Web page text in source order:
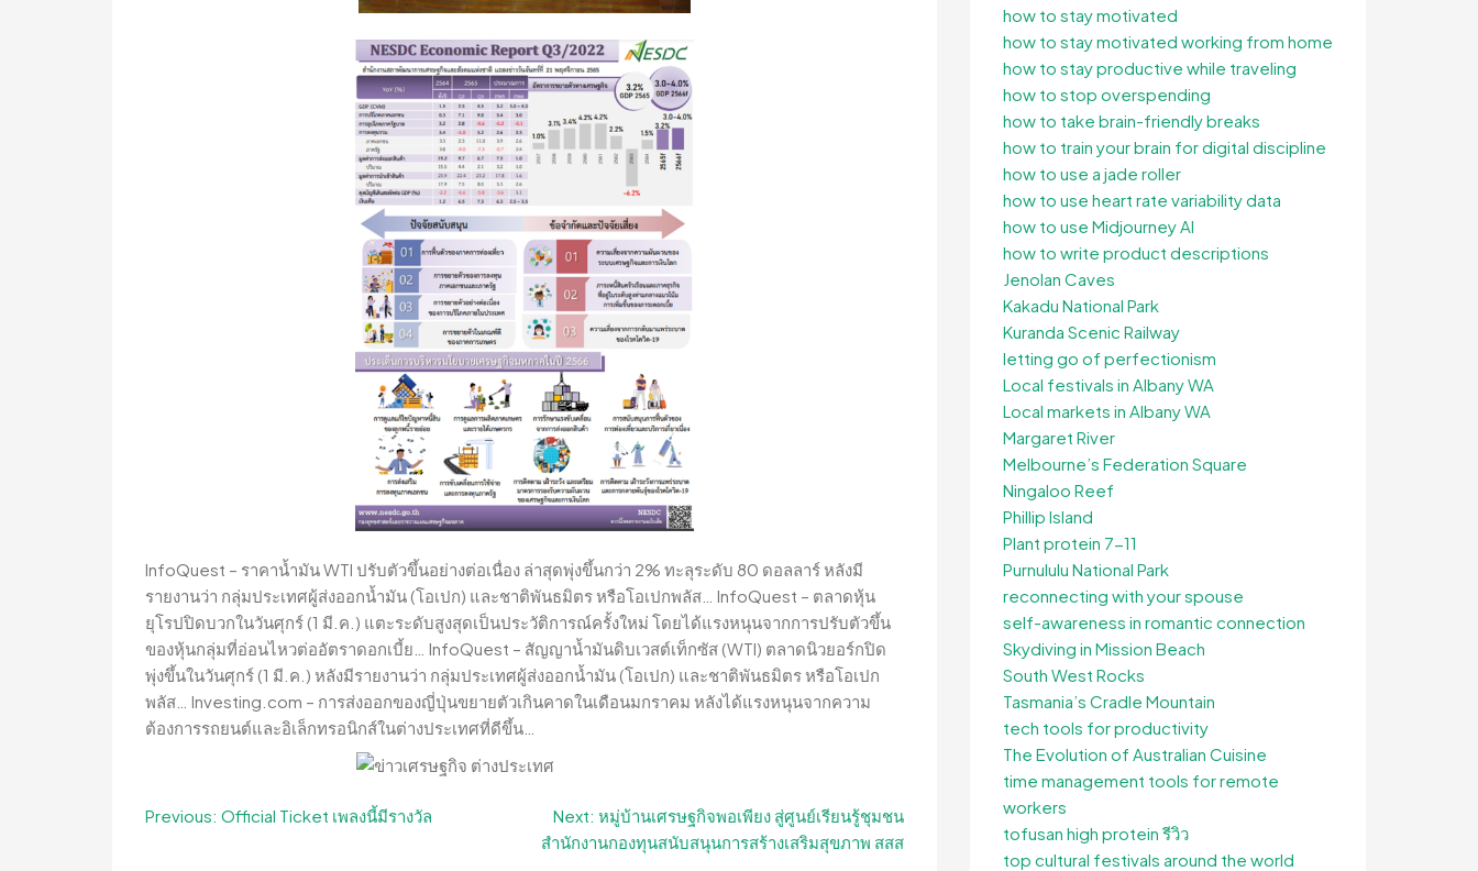
InfoQuest – ราคาน้ำมัน WTI ปรับตัวขึ้นอย่างต่อเนื่อง ล่าสุดพุ่งขึ้นกว่า 2% ทะลุระดับ 80 ดอลลาร์ หลังมี
รายงานว่า กลุ่มประเทศผู้ส่งออกน้ำมัน (โอเปก) และชาติพันธมิตร หรือโอเปกพลัส… InfoQuest – ตลาดหุ้น
ยุโรปปิดบวกในวันศุกร์ (1 มี.ค.) แตะระดับสูงสุดเป็นประวัติการณ์ครั้งใหม่ โดยได้แรงหนุนจากการปรับตัวขึ้น
ของหุ้นกลุ่มที่อ่อนไหวต่ออัตราดอกเบี้ย… InfoQuest – สัญญาน้ำมันดิบเวสต์เท็กซัส (WTI) ตลาดนิวยอร์กปิด
พุ่งขึ้นในวันศุกร์ (1 มี.ค.) หลังมีรายงานว่า กลุ่มประเทศผู้ส่งออกน้ำมัน (โอเปก) และชาติพันธมิตร หรือโอเปก
พลัส… Investing.com – การส่งออกของญี่ปุ่นขยายตัวเกินคาดในเดือนมกราคม หลังได้แรงหนุนจากความ
ต้องการรถยนต์และอิเล็กทรอนิกส์ในต่างประเทศที่ดีขึ้น…
Post
Previous: Official Ticket เพลงนี้มีรางวัล Next: หมู่บ้านเศรษฐกิจพอเพียง สู่ศูนย์เรียนรู้ชุมชน
สำนักงานกองทุนสนับสนุนการสร้างเสริมสุขภาพ สสส
how to stay motivated
how to stay motivated working from home
how to stay productive while traveling
how to stop overspending
how to take brain-friendly breaks
how to train your brain for digital discipline
how to use a jade roller
how to use heart rate variability data
how to use Midjourney AI
how to write product descriptions
Jenolan Caves
Kakadu National Park
Kuranda Scenic Railway
letting go of perfectionism
Local festivals in Albany WA
Local markets in Albany WA
Margaret River
Melbourne’s Federation Square
Ningaloo Reef
Phillip Island
Plant protein 7-11
Purnululu National Park
reconnecting with your spouse
self-awareness in romantic connection
Skydiving in Mission Beach
South West Rocks
Tasmania’s Cradle Mountain
tech tools for productivity
The Evolution of Australian Cuisine
time management tools for remote
workers
tofusan high protein รีวิว
top cultural festivals around the world